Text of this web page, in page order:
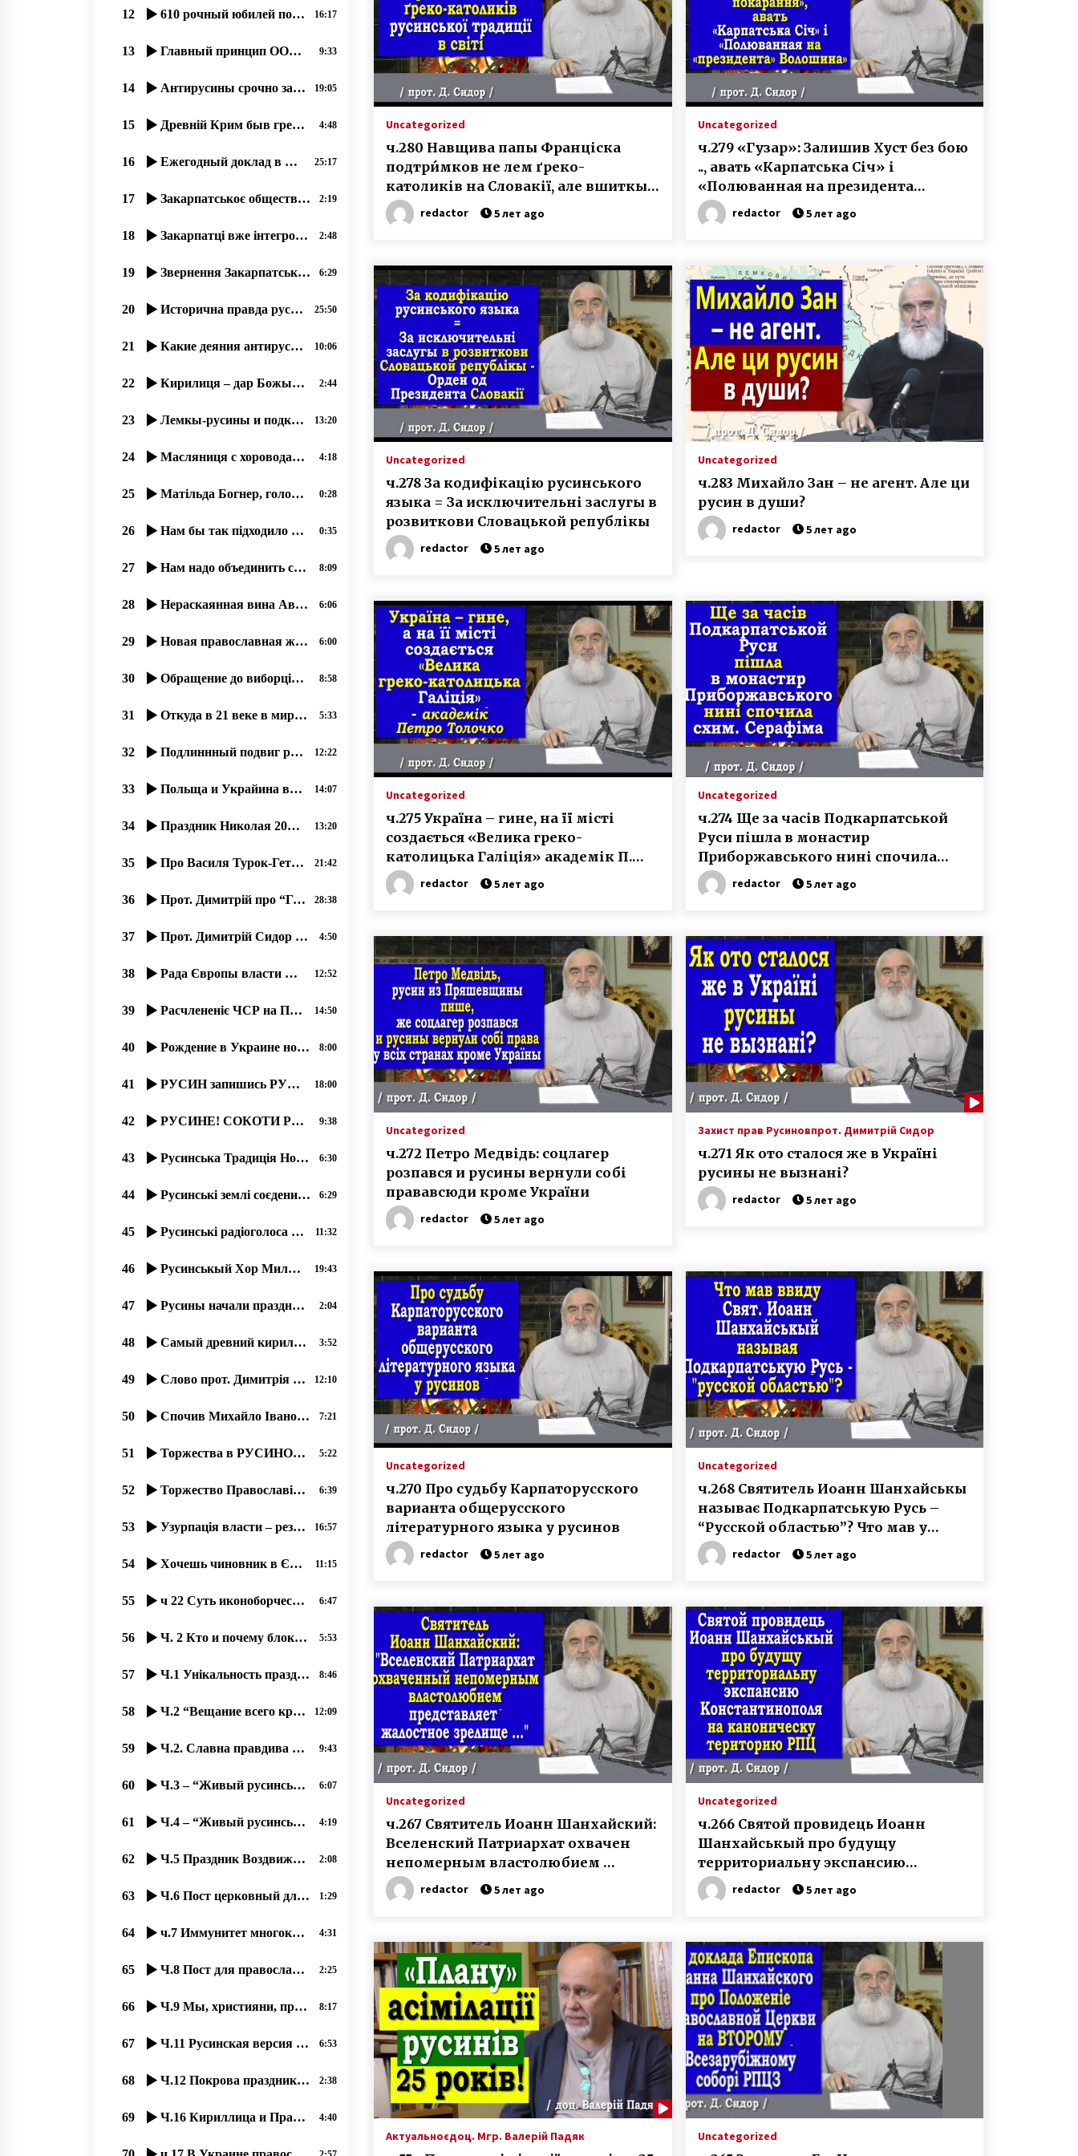
Uncategorized
ч.280 Навщива папы Франціска
подтри́мков не лем ґреко-
католиків на Словакії, але вшиткых
русинів..redactor 5 лет ago
Uncategorized
ч.279 «Гузар»: Залишив Хуст без бою
.., авать «Карпатська Січ» і
«Полюванная на президента
Волошина»
redactor 5 лет ago
Uncategorized
ч.278 За кодифікацію русинського
языка = За исключительні заслугы в
розвиткови Словацькой републікы
redactor 5 лет ago
Uncategorized
ч.283 Михайло Зан – не агент. Але ци
русин в души?
redactor 5 лет ago
Uncategorized
ч.275 Україна – гине, на її місті
создається «Велика греко-
католицька Галіція» академік П.
Толочкоredactor 5 лет ago
Uncategorized
ч.274 Ще за часів Подкарпатськой
Руси пішла в монастир
Приборжавського нині спочила
схим. Серафіма
redactor 5 лет ago
Uncategorized
ч.272 Петро Медвідь: соцлагер
розпався и русины вернули собі
прававсюди кроме України
redactor 5 лет ago
Захист прав Русиновпрот. Димитрій Сидор
ч.271 Як ото сталося же в Україні
русины не вызнані?
redactor 5 лет ago
Uncategorized
ч.270 Про судьбу Карпаторусского
варианта общерусского
літературного языка у русинов
redactor 5 лет ago
Uncategorized
ч.268 Святитель Иоанн Шанхайськы
называє Подкарпатськую Русь –
“Русской областью”? Что мав у
виду?redactor 5 лет ago
Uncategorized
ч.267 Святитель Иоанн Шанхайский:
Вселенский Патриархат охвачен
непомерным властолюбием …
redactor 5 лет ago
Uncategorized
ч.266 Святой провидець Иоанн
Шанхайськый про будущу
территориальну экспансию
Константинополя..
redactor 5 лет ago
Актуальноєдоц. Мгр. Валерій Падяк Uncategorized
12 610 рочный юбилей побҍды Грюнва́льдской битвы се празник и русинôв.15.07.2020, прот. Димитрий Сидор 16:17
13 Главный принцип ООН «Невостребованоє право не єсть нарушеноє право». прот. Димитрий Сидор 28.12.19 9:33
14 Антирусины срочно заскочили в число русинôв, 17.07.2020 19:05
15 Древній Крим быв гречеський де и прибывали перші християне! 4:48
16 Ежегодный доклад в Брюсселе о состоянии прав и свобод русинов Закарпатья в Украине.17.12.19 25:17
17 Закарпатськоє общество имени св..Кирила и Мефодія сообщає о упокоєніи Богдана Гамбаля! 2:19
18 Закарпатці вже інтегровані до Європи і відчувають себе громадянами Євросоюзу 2:48
19 Звернення Закарпатського общества ім. Кирилла и Мефодія про вибори 6:29
20 Исторична правда русинов – 03.12.2019, прот. Димитрій Сидор 25:50
21 Какие деяния антирусинов подпадают под оценку этноцид и геноцид؟ 10:06
22 Кирилиця – дар Божый и мы, русины, не можеме отказатися от нея! 2:44
23 Лемкы-русины и подкарпатські русины – народ-мученик, 21.07.2020 13:20
24 Масляниця с хороводами не прижилася русинам, но палачінты АЙ! 4:18
25 Матільда Богнер, голова Моніторингової місії ООН з прав людини в України 17 09 2019 0:28
26 Нам бы так підходило штобы ся держава збереглася, ми в ній тулько много надій поклали 0:35
27 Нам надо объединить свои медиа-ресурсы, 25.06.2020 8:09
28 Нераскаянная вина Австро-Венгрии перед русинами (1914-1918) 6:06
29 Новая православная журналистика, как следствие гонений на Православную Церковь. 02.07.2020 6:00
30 Обращение до виборців от Правління тов. ім. Кирила та Мефодія, Ужгород. 24.06.20. 8:58
31 Откуда в 21 веке в мире так много узурпаторов власти؟ 5:33
32 Подлиннный подвиг русинов 14-15 марта 1939 года, остановивших гос. переворот. 12:22
33 Польща и Украйина всьо роблять обы їх злочины против мирных русинов не открылися. .. 07.2020 14:07
34 Праздник Николая 2018 в православном соборҍ г. Ужгород. 13:20
35 Про Василя Турок-Гетеш – прот. Димитрій Сидор. 24.01.2020 21:42
36 Прот. Димитрій про “Грамматику живого русинського языка“ Ч,2 од21.11.2019 28:38
37 Прот. Димитрій Сидор На нашу радость Америка ныні … 4:50
38 Рада Європы власти Польші довжні самі создати учебникы русинам. 30.01.2020 12:52
39 Расчлененіє ЧСР на Подкарпатську Русь, Чехію и Словакію. 1939. 14:50
40 Рождение в Украине новой православной журналистики, 19.06.2020, прот. Димитрий Сидор 8:00
41 РУСИН запишись РУСИНОМ! ПЕРЕПИС НАСЕЛЕННЯ В УКРАЇНІ 2020 року. 18:00
42 РУСИНЕ! СОКОТИ РУСИНСЬКУ БЕСІДУ! 21.02.20 9:38
43 Русинська Традиція Нового Года до Рожденства. прот. Димитрий Сидор . 31.12.2019 6:30
44 Русинські землі соєденилися. 5 (пять) дней в рокаши! Лубня-Волосатоє 2019 6:29
45 Русинські радіоголоса в русинськых Карпатах 11:32
46 Русинськый Хор Милославського с 1945 року.. …07.2020, прот. Димитрий Сидор 19:43
47 Русины начали праздновати Торжество Православия раньше от Киева. 2:04
48 Самый древний кириличный регион Европы – наша Карпатська Русь. 3:52
49 Слово прот. Димитрія Сидора на открытіє фестиваля русинськой культуры в Міжгірї 12:10
50 Спочив Михайло Іванович Алмашій (1930-2019). 7:21
51 Торжества в РУСИНОВ в честь 100 летия Руской Народной Республикы Лемков! 5:22
52 Торжество Православія – доказ древности вҍры и вҍрности древнім рҍшеніям. 6:39
53 Узурпація власти – результат богоборчества, 16.09.2020 прот. Димитрий Сидор 16:57
54 Хочешь чиновник в Європу – начинай уважати права русинов! 30.01.2020 11:15
55 ч 22 Суть иконоборчества и его остатки на Западе 17.10.2020. прот. Димитрий Сидор 6:47
56 Ч. 2 Кто и почему блокируєт інформацію о православных Ужгорода؟ 5:53
57 Ч.1 Унікальность праздника Богоявленія-2020 в Ужгороді на Уж-Иордані. 8:46
58 Ч.2 “Вещание всего круга богослужений во время карантина“, 18.09.2020 прот. Димитрий Сидор 12:09
59 Ч.2. Славна правдива исторія русинов! 9:43
60 Ч.3 – “Живый русинськый язык“ з Оленов Копинець-Барта од 14.11.2019 6:07
61 Ч.4 – “Живый русинськый язык“ з Оленов Копинець-Барта од 15.11.2019 4:19
62 Ч.5 Праздник Воздвижения Креста Господня – любимый праздник наших людей 23.09.2020, прот. Д. Сидор 2:08
63 Ч.6 Пост церковный для вҍрных християн великое благо – и для души, и для тҍла, 24.09.2020, 1:29
64 ч.7 Иммунитет многократно усиливается при духовном образе жизни, 25.09.2020 прот. Димитрий Сидор 4:31
65 Ч.8 Пост для православных, особый подвиг, якый став любимым нашым людям. 26.09.2020, 2:25
66 Ч.9 Мы, християни, призваны к миру. 27.09.2020 прот. Димитрий Сидор 8:17
67 Ч.11 Русинская версия истории праздника “Покровы“, 02,10,2020, прот. Димитрий Сидор 6:53
68 Ч.12 Покрова праздник принесли русинам Кирилл и Мефодий. 03.10.2020, прот. Димитрий Сидор 2:38
69 Ч.16 Кириллица и Православие спасало РУСИНОВ от ассимиляции, 08.10.2020, прот. Димитрий Сидор 4:40